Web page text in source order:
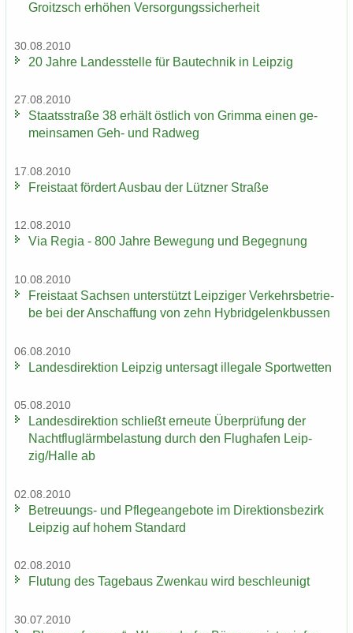
Groitzsch er­hö­hen Ver­sor­gungs­si­cher­heit
30.08.2010
20 Jahre Lan­des­stel­le für Bau­tech­nik in Leip­zig
27.08.2010
Staats­stra­ße 38 er­hält öst­lich von Grim­ma einen ge­
mein­sa­men Geh- und Rad­weg
17.08.2010
Frei­staat för­dert Aus­bau der Lütz­ner Stra­ße
12.08.2010
Via Regia - 800 Jahre Be­we­gung und Be­geg­nung
10.08.2010
Frei­staat Sach­sen un­ter­stützt Leip­zi­ger Ver­kehrs­be­trie­
be bei der An­schaf­fung von zehn Hy­brid­ge­lenk­bus­sen
06.08.2010
Lan­des­di­rek­ti­on Leip­zig un­ter­sagt il­le­ga­le Sport­wet­ten
05.08.2010
Lan­des­di­rek­ti­on schließt er­neu­te Über­prü­fung der
Nacht­flug­lärm­be­las­tung durch den Flug­ha­fen Leip­
zig/Halle ab
02.08.2010
Betreuungs-​ und Pfle­ge­an­ge­bo­te im Di­rek­ti­ons­be­zirk
Leip­zig auf hohem Stan­dard
02.08.2010
Flu­tung des Ta­ge­baus Zwenkau wird be­schleu­nigt
30.07.2010